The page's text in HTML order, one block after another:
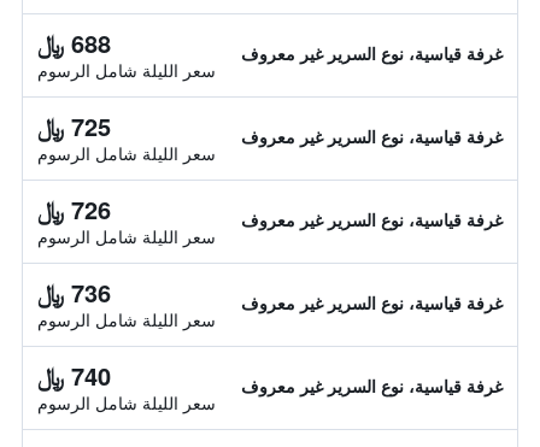
غرفة قياسية، نوع السرير غير معروف 688 ﷼
سعر الليلة شامل الرسوم
غرفة قياسية، نوع السرير غير معروف 725 ﷼
سعر الليلة شامل الرسوم
غرفة قياسية، نوع السرير غير معروف 726 ﷼
سعر الليلة شامل الرسوم
غرفة قياسية، نوع السرير غير معروف 736 ﷼
سعر الليلة شامل الرسوم
غرفة قياسية، نوع السرير غير معروف 740 ﷼
سعر الليلة شامل الرسوم